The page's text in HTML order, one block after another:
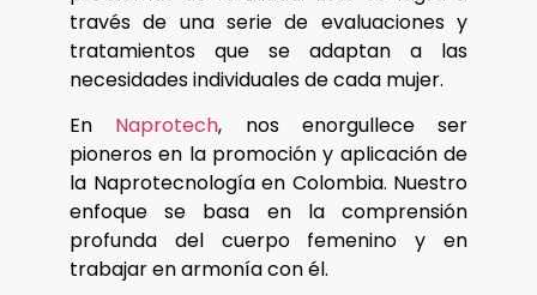
través de una serie de evaluaciones y
tratamientos que se adaptan a las
necesidades individuales de cada mujer.
En Naprotech, nos enorgullece ser
pioneros en la promoción y aplicación de
la Naprotecnología en Colombia. Nuestro
enfoque se basa en la comprensión
profunda del cuerpo femenino y en
trabajar en armonía con él.